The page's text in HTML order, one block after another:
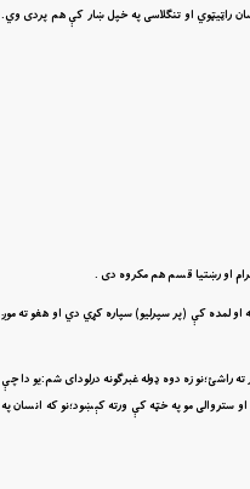
راټيټوي او تنګلاسى په خپل ښار کې هم پردى وي.
او رښتيا قسم هم مکروه دى .
لمده كې (پر سپرليو) سپاره كړي دي او هغو ته موږ
زه دوه ډوله غبرګونه درلوداى شم:يو دا چې
مو په خټه کې ورته کېښود؛نو که انسان په